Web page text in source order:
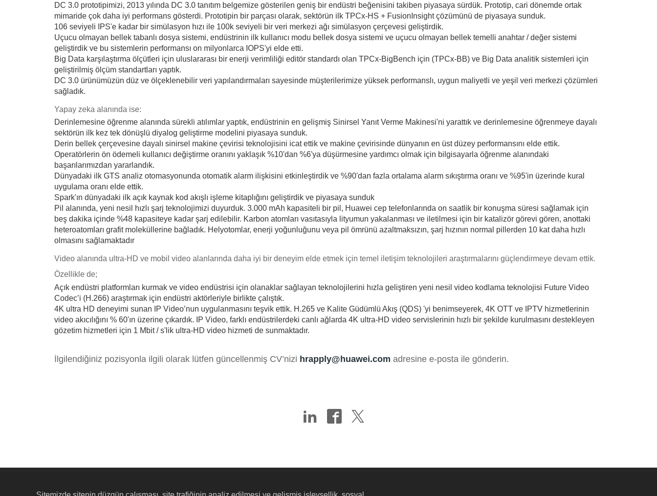
DC 3.0 prototipimizi, 2013 yılında DC 3.0 tanıtım belgemize gösterilen geniş bir endüstri beğenisini takiben piyasaya sürdük. Prototip, cari dönemde ortak
mimaride çok daha iyi performans gösterdi. Prototipin bir parçası olarak, sektörün ilk TPCx-HS + FusionInsight çözümünü de piyasaya sunduk.
106 seviyeli IPS'e kadar bir simülasyon hızı ile 100k seviyeli bir veri merkezi ağı simülasyon çerçevesi geliştirdik.
Uçucu olmayan bellek tabanlı dosya sistemi, endüstrinin ilk kullanıcı modu bellek dosya sistemi ve uçucu olmayan bellek temelli anahtar / değer sistemi
geliştirdik ve bu sistemlerin performansı on milyonlarca IOPS'yi elde etti.
Big Data karşılaştırma ölçütleri için uluslararası bir enerji verimliliği editör standardı olan TPCx-BigBench için (TPCx-BB) ve Big Data analitik sistemleri için
geliştirilmiş ölçüm standartları yaptık.
DC 3.0 ürünümüzün düz ve ölçeklenebilir veri yapılandırmaları sayesinde müşterilerimize yüksek performanslı, uygun maliyetli ve yeşil veri merkezi çözümleri
sağladık.
Yapay zeka alanında ise:
Derinlemesine öğrenme alanında sürekli atılımlar yaptık, endüstrinin en gelişmiş Sinirsel Yanıt Verme Makinesi'ni yarattık ve derinlemesine öğrenmeye dayalı
sektörün ilk kez tek dönüşlü diyalog geliştirme modelini piyasaya sunduk.
Derin bellek çerçevesine dayalı sinirsel makine çevirisi teknolojisini icat ettik ve makine çevirisinde dünyanın en üst düzey performansını elde ettik.
Operatörlerin ön ödemeli kullanıcı değiştirme oranını yaklaşık %10'dan %6'ya düşürmesine yardımcı olmak için bilgisayarla öğrenme alanındaki
başarılarımızdan yararlandık.
Dünyadaki ilk GTS analiz otomasyonunda otomatik alarm ilişkisini etkinleştirdik ve %90'dan fazla ortalama alarm sıkıştırma oranı ve %95'in üzerinde kural
uygulama oranı elde ettik.
Spark'ın dünyadaki ilk açık kaynak kod akışlı işleme kitaplığını geliştirdik ve piyasaya sunduk
Pil alanında, yeni nesil hızlı şarj teknolojimizi duyurduk. 3.000 mAh kapasiteli bir pil, Huawei cep telefonlarında on saatlik bir konuşma süresi sağlamak için
beş dakika içinde %48 kapasiteye kadar şarj edilebilir. Karbon atomları vasıtasıyla lityumun yakalanması ve iletilmesi için bir katalizör görevi gören, anottaki
heteroatomları grafit moleküllerine bağladık. Helyotomlar, enerji yoğunluğunu veya pil ömrünü azaltmaksızın, şarj hızının normal pillerden 10 kat daha hızlı
olmasını sağlamaktadır
Video alanında ultra-HD ve mobil video alanlarında daha iyi bir deneyim elde etmek için temel iletişim teknolojileri araştırmalarını güçlendirmeye devam ettik.
Özellikle de;
Açık endüstri platformları kurmak ve video endüstrisi için olanaklar sağlayan teknolojilerini hızla geliştiren yeni nesil video kodlama teknolojisi Future Video
Codec’i (H.266) araştırmak için endüstri aktörleriyle birlikte çalıştık.
4K ultra HD deneyimi sunan IP Video’nun uygulanmasını teşvik ettik. H.265 ve Kalite Güdümlü Akış (QDS) 'yi benimseyerek, 4K OTT ve IPTV hizmetlerinin
video akıcılığını % 60'ın üzerine çıkardık. IP Video, farklı endüstrilerdeki canlı ağlarda 4K ultra-HD video servislerinin hızlı bir şekilde kurulmasını destekleyen
gözetim hizmetleri için 1 Mbit / s'lik ultra-HD video hizmeti de sunmaktadır.
İlgilendiğiniz pozisyonla ilgili olarak lütfen güncellenmiş CV’nizi hrapply@huawei.com adresine e-posta ile gönderin.